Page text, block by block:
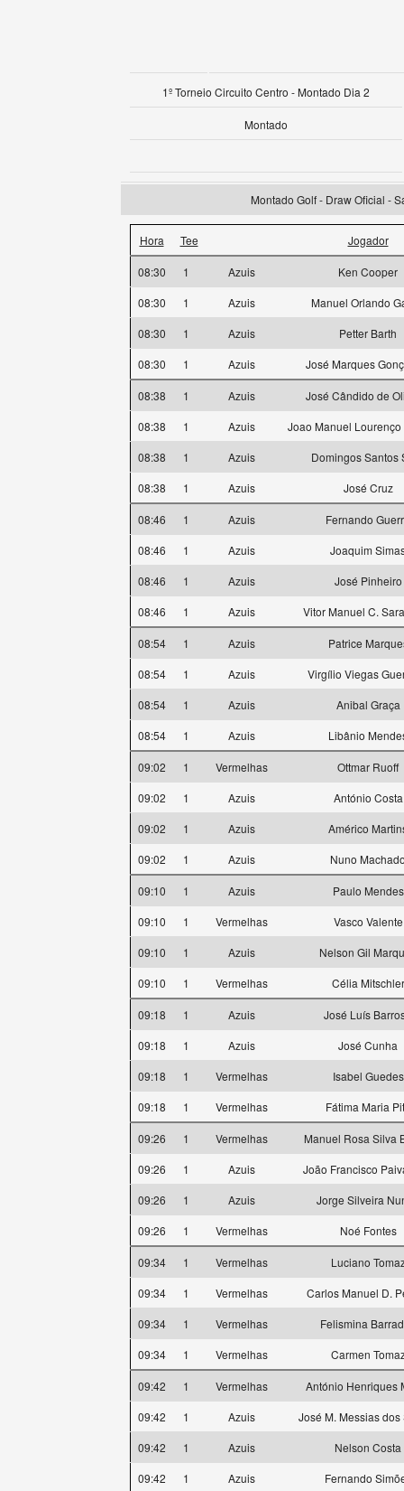
1º Torneio Circuito Centro - Montado Dia 2
Montado
Montado Golf - Draw Oficial -
Hora Tee Jogador
08:30 1 Azuis
Ken Cooper
08:30
1 Azuis
Manuel Orlando
08:30
1 Azuis
Petter Barth
08:30
1 Azuis José Marques
08:38 1 Azuis
José Cândido de
08:38
1 Azuis
Joao Manuel
08:38
1 Azuis
Domingos Santos
08:38
1 Azuis José Cruz
08:46 1 Azuis
Fernando
08:46
1 Azuis
Joaquim
08:46
1 Azuis
José Pinheiro
08:46
1 Azuis Vitor Manuel C.
08:54 1 Azuis
Patrice
08:54
1 Azuis
Virgílio Viegas
08:54
1 Azuis
Anibal Graça
08:54
1 Azuis Libânio
09:02 1 Vermelhas
Ottmar Ruoff
09:02
1 Azuis
António Costa
09:02
1 Azuis
Américo
09:02
1 Azuis Nuno
09:10 1 Azuis
Paulo Mendes
09:10
1 Vermelhas
Vasco Valente
09:10
1 Azuis
Nelson Gil
09:10
1 Vermelhas Célia Mitschler
09:18 1 Azuis
José Luís
09:18
1 Azuis
José Cunha
09:18
1 Vermelhas
Isabel Guedes
09:18
1 Vermelhas Fátima Maria
09:26 1 Vermelhas
Manuel Rosa Silva
09:26
1 Azuis
João Francisco
09:26
1 Azuis
Jorge Silveira
09:26
1 Vermelhas Noé Fontes
09:34 1 Vermelhas
Luciano
09:34
1 Vermelhas
Carlos Manuel D.
09:34
1 Vermelhas
Felismina
09:34
1 Vermelhas Carmen
09:42 1 Vermelhas
António Henriques
09:42
1 Azuis
José M. Messias dos
09:42
1 Azuis
Nelson Costa
09:42
1 Azuis Fernando